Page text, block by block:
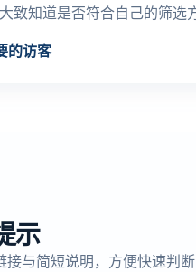
致知道是否符合自己的筛选
的访客
示
接与简短说明，方便快速判